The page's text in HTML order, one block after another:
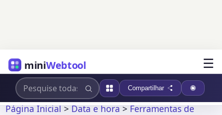
miniWebtool ☰
Compartilhar
Página Inicial>Data e hora>Ferramentas de